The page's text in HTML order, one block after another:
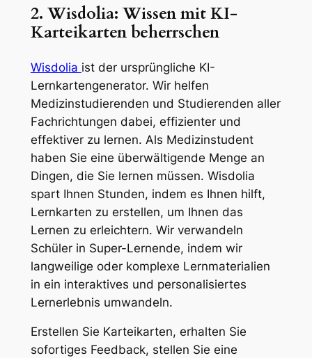
2. Wisdolia: Wissen mit KI-
Karteikarten beherrschen
Wisdolia ist der ursprüngliche KI-
Lernkartengenerator. Wir helfen
Medizinstudierenden und Studierenden aller
Fachrichtungen dabei, effizienter und
effektiver zu lernen. Als Medizinstudent
haben Sie eine überwältigende Menge an
Dingen, die Sie lernen müssen. Wisdolia
spart Ihnen Stunden, indem es Ihnen hilft,
Lernkarten zu erstellen, um Ihnen das
Lernen zu erleichtern. Wir verwandeln
Schüler in Super-Lernende, indem wir
langweilige oder komplexe Lernmaterialien
in ein interaktives und personalisiertes
Lernerlebnis umwandeln.
Erstellen Sie Karteikarten, erhalten Sie
sofortiges Feedback, stellen Sie eine